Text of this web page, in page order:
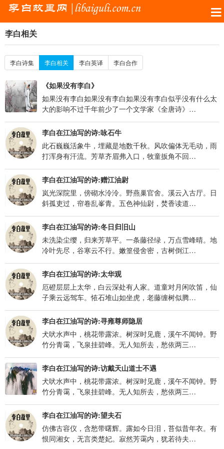
李白相关
李白诗集 李白相关 李白英译 李白合作
《如果没有李白》
如果没有李白如果没有李白如果没有李白似乎没有什么太
大的影响不过千年前少了一个文学家《全唐诗》…
李白在江油写的诗:咏石牛
此石巍巍活象牛，埋藏是地数千秋。风吹偏体无毛动，雨
打浑身有汗流。芳草齐眉弗入口，牧童扳角不回…
李白在江油写的诗:赠江油尉
岚光深院里，傍砌水泠泠。野燕巢官舍。溪云入古厅。日
斜孤吏过，帘卷乱峯青。五色神仙尉，焚香读道…
李白在江油写的诗:冬日归旧山
未洗染尘缨，归来芳草平。一条藤径绿，万点雪峰晴。地
冷叶先尽，谷寒云不行。嫩篁侵舍密，古树倒江…
李白在江油写的诗:太华观
厄磴层层上太华，白云深处有人家。道童对月闲吹笛，仙
子乘云远驾车。恠石堆山如坐虎，老藤缠树似腾…
李白在江油写的诗:寻雍尊师隐居
犬吠水声中，桃花带露浓。树深时见鹿，溪午不闻钟。野
竹分青霭，飞泉挂碧峰。无人知所去，愁依两三…
李白在江油写的诗:访戴天山道士不遇
犬吠水声中，桃花带露浓。树深时见鹿，溪午不闻钟。野
竹分青霭，飞泉挂碧峰。无人知所去，愁依两三…
李白在江油写的诗:望夫石
仿佛古容仪，含愁带曙辉。露如今日泪，苔似昔年衣。有
恨同湘女，无言类楚妃。寂然芳霭内，犹若待夫…